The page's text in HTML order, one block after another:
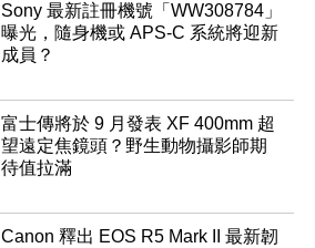
Sony 最新註冊機號「WW308784」
曝光，隨身機或 APS-C 系統將迎新
成員？
富士傳將於 9 月發表 XF 400mm 超
望遠定焦鏡頭？野生動物攝影師期
待值拉滿
Canon 釋出 EOS R5 Mark II 最新韌